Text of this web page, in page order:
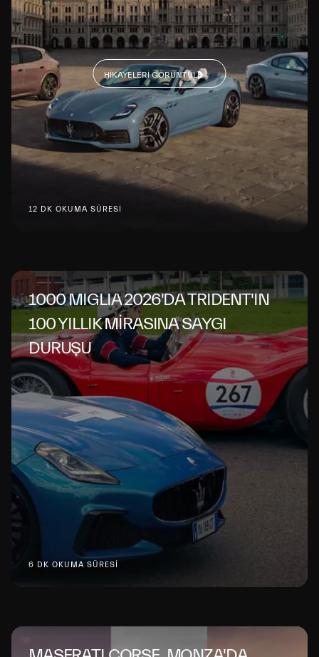
12 DK OKUMA SÜRESİ
HIKAYELERI GÖRÜNTÜLE
1000 MIGLIA 2026'DA TRIDENT'IN
100 YILLIK MİRASINA SAYGI
DURUŞU
6 DK OKUMA SÜRESİ